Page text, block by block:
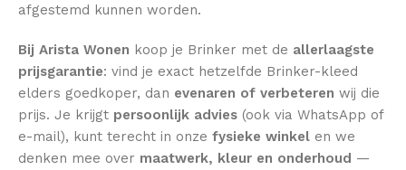
afgestemd kunnen worden.
Bij Arista Wonen koop je Brinker met de allerlaagste
prijsgarantie: vind je exact hetzelfde Brinker-kleed
elders goedkoper, dan evenaren of verbeteren wij die
prijs. Je krijgt persoonlijk advies (ook via WhatsApp of
e-mail), kunt terecht in onze fysieke winkel en we
denken mee over maatwerk, kleur en onderhoud —